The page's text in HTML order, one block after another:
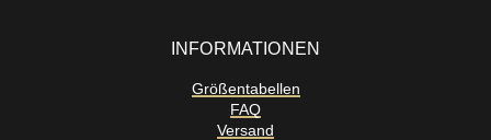
INFORMATIONEN
Größentabellen
FAQ
Versand